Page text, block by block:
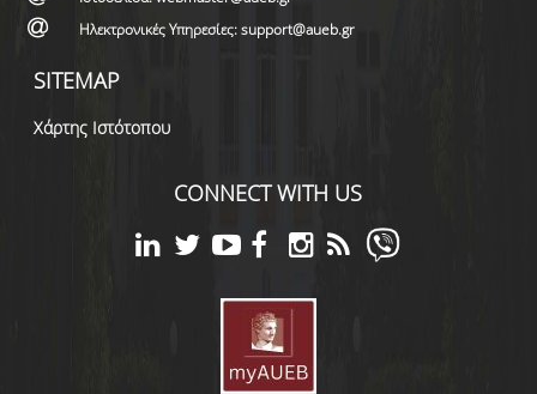
Ηλεκτρονικές Υπηρεσίες: support@aueb.gr
SITEMAP
Χάρτης Ιστότοπου
CONNECT WITH US